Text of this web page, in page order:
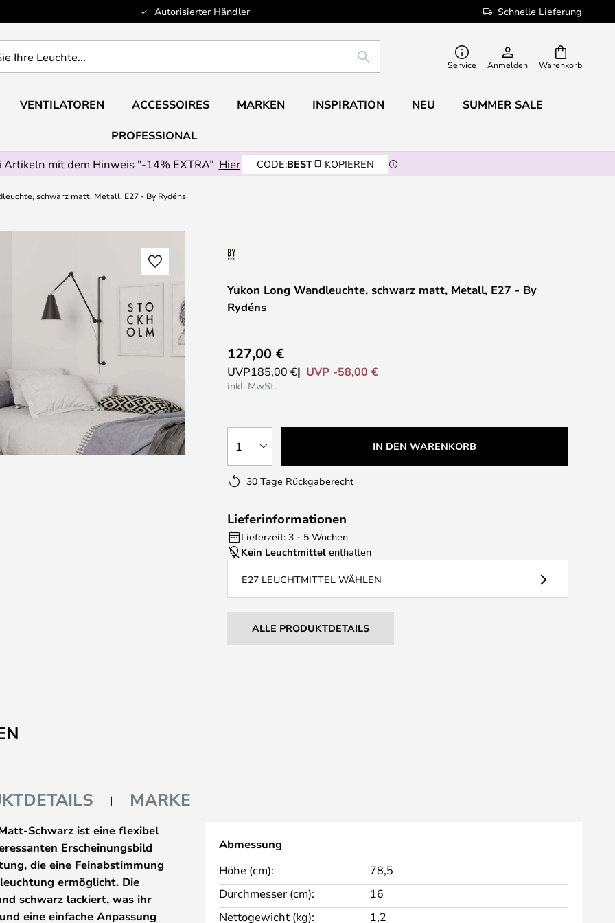
Autorisierter Händler Schnelle Lieferung
Warenkorb
SUCHE Service Anmelden
VENTILATOREN ACCESSOIRES MARKEN INSPIRATION NEU SUMMER SALE
PROFESSIONAL
mit dem Hinweis "-14% EXTRA” Hier CODE:BEST KOPIEREN
schwarz matt, Metall, E27 - By Rydéns
Yukon Long Wandleuchte, schwarz matt, Metall, E27 - By
Rydéns
127,00 €
UVP185,00 € UVP -58,00 €
inkl. MwSt.
1 IN DEN WARENKORB
30 Tage Rückgaberecht
Lieferinformationen
Lieferzeit: 3 - 5 Wochen
Kein Leuchtmittel enthalten
E27 LEUCHTMITTEL WÄHLEN
ALLE PRODUKTDETAILS
MARKE
Schwarz ist eine flexibel
Erscheinungsbild
die eine Feinabstimmung
ermöglicht. Die
schwarz lackiert, was ihr
eine einfache Anpassung
Abmessung
Höhe (cm):
78,5
Durchmesser (cm):
16
Nettogewicht (kg):
1,2